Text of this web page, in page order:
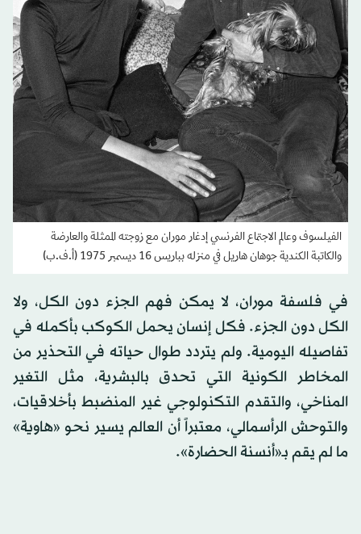
الفيلسوف وعالم الاجتماع الفرنسي إدغار موران مع زوجته الممثلة والعارضة
والكاتبة الكندية جوهان هاريل في منزله بباريس 16 ديسمبر 1975 (أ.ف.ب)
في فلسفة موران، لا يمكن فهم الجزء دون الكل، ولا
الكل دون الجزء. فكل إنسان يحمل الكوكب بأكمله في
تفاصيله اليومية. ولم يتردد طوال حياته في التحذير من
المخاطر الكونية التي تحدق بالبشرية، مثل التغير
المناخي، والتقدم التكنولوجي غير المنضبط بأخلاقيات،
والتوحش الرأسمالي، معتبراً أن العالم يسير نحو «هاوية»
ما لم يقم بـ«أنسنة الحضارة».